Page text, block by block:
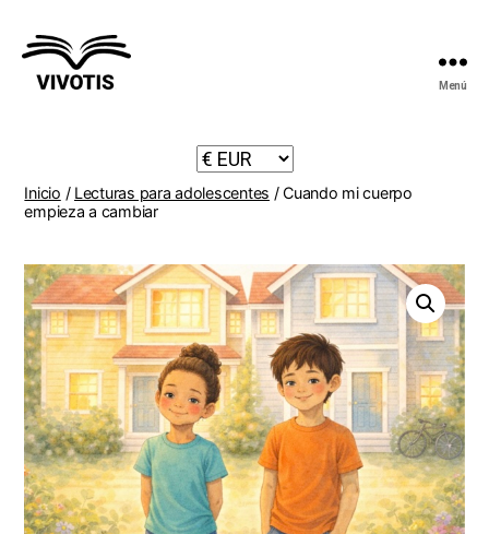
Menú
Inicio / Lecturas para adolescentes / Cuando mi cuerpo
empieza a cambiar